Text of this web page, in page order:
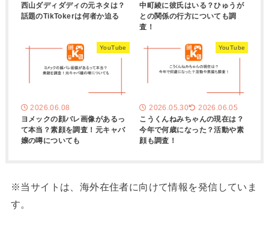
西山ダディダディの元ネタは？
話題のTikTokerは何者か迫る
中町綾に彼氏はいる？ひゅうが
との関係の行方についても調
査！
YouTube
2026.06.08
ヨメックの顔バレ画像があるっ
て本当？素顔を調査！元キャバ
嬢の噂についても
YouTube
2026.05.30 2026.06.05
こうくんねみちゃんの現在は？
今年で何歳になった？活動や素
顔も調査！
※当サイトは、海外在住者に向けて情報を発信していま
す。